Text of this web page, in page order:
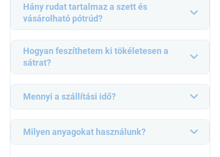
Hány rudat tartalmaz a szett és
vásárolható pótrúd?
Hogyan feszíthetem ki tökéletesen a
sátrat?
Mennyi a szállítási idő?
Milyen anyagokat használunk?